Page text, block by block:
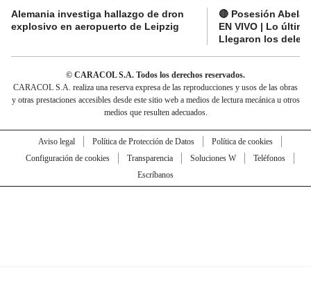
Alemania investiga hallazgo de dron
explosivo en aeropuerto de Leipzig
🔴 Posesión
EN VIVO | Lo
Llegaron los
© CARACOL S.A. Todos los derechos reservados.
CARACOL S.A. realiza una reserva expresa de las reproducciones y usos de las obras
y otras prestaciones accesibles desde este sitio web a medios de lectura mecánica u otros
medios que resulten adecuados.
Aviso legal Política de Protección de Datos
Política de cookies
Configuración de cookies
Transparencia Soluciones W
Teléfonos
Escríbanos